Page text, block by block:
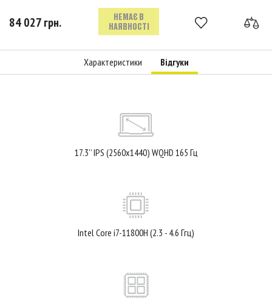
84 027 грн.
НЕМАЄ В
НАЯВНОСТІ
Характеристики Відгуки
17.3’’ IPS (2560x1440) WQHD 165 Гц
Intel Core i7-11800H (2.3 - 4.6 Ггц)